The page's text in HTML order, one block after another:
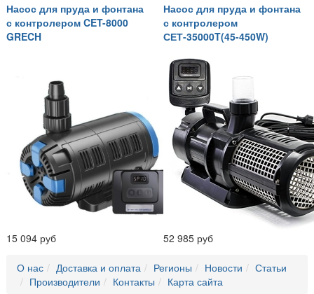
Насос для пруда и фонтана
с контролером CET-8000
GRECH
15 094 руб
Насос для пруда и фонтана
с контролером
СЕТ-35000T(45-450W)
52 985 руб
О нас Доставка и оплата Регионы Новости
Статьи
Производители
Контакты Карта сайта